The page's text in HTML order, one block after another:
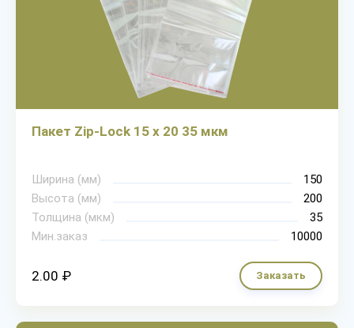
Пакет Zip-Lock 15 х 20 35 мкм
Ширина (мм)
150
Высота (мм)
200
Толщина (мкм)
35
Мин.заказ
10000
2.00 ₽ Заказать